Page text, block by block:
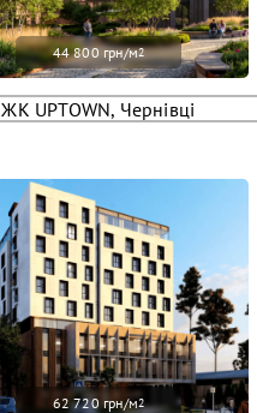
44 800 грн/м2
ЖК UPTOWN, Чернівці
62 720 грн/м2